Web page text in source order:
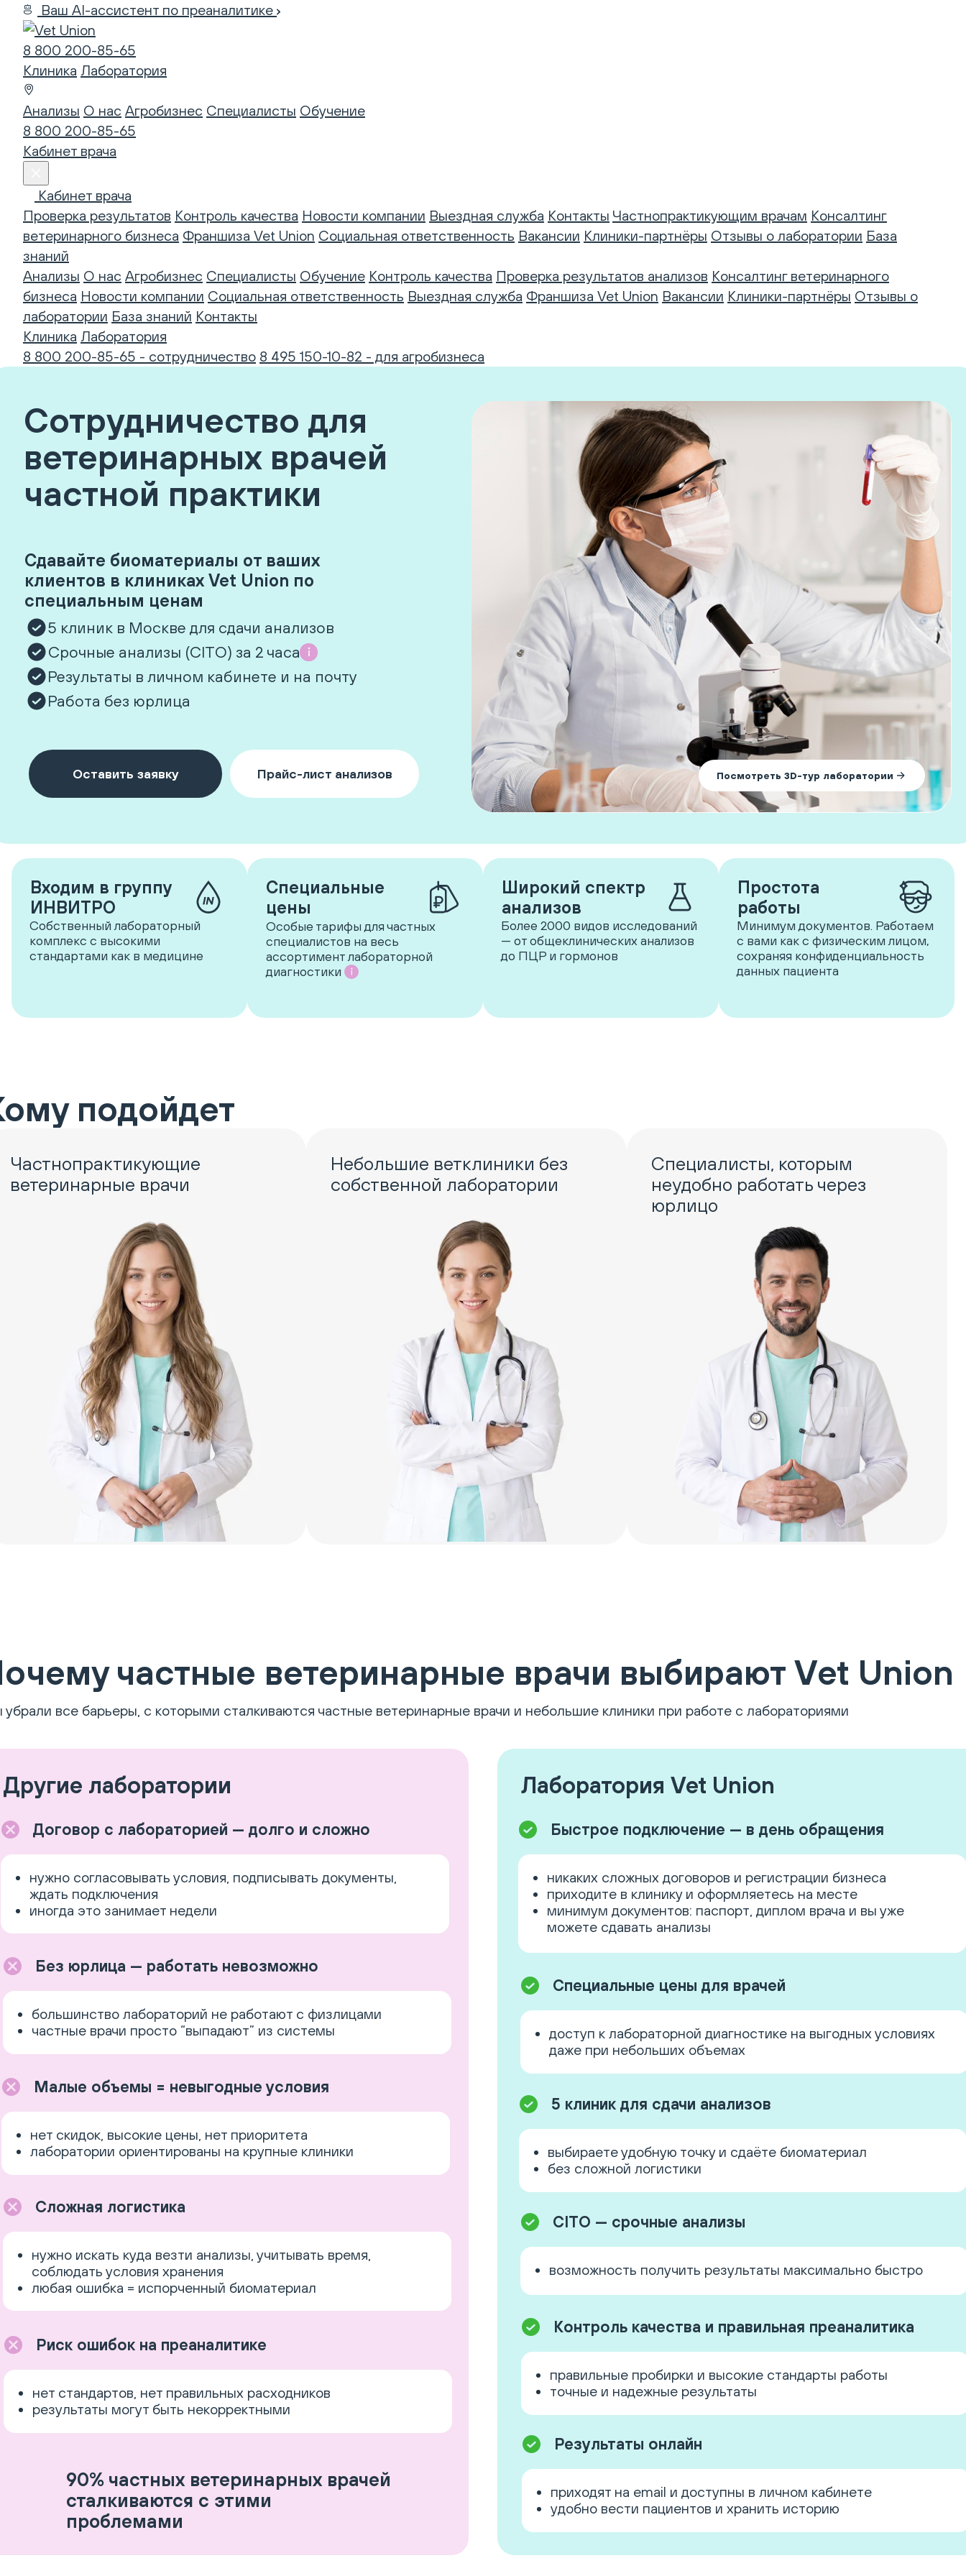
Ваш AI-ассистент по преаналитике
8 800 200-85-65
Клиника Лаборатория
Анализы О нас Агробизнес Специалисты Обучение
8 800 200-85-65
Кабинет врача
Кабинет врача
Проверка результатов Контроль качества Новости компании Выездная служба Контакты Частнопрактикующим врачам Консалтинг
ветеринарного бизнеса Франшиза Vet Union Социальная ответственность Вакансии Клиники-партнёры Отзывы о лаборатории База
знаний
Анализы О нас Агробизнес Специалисты Обучение Контроль качества Проверка результатов анализов Консалтинг ветеринарного
бизнеса Новости компании Социальная ответственность Выездная служба Франшиза Vet Union Вакансии Клиники-партнёры Отзывы о
лаборатории База знаний Контакты
Клиника Лаборатория
8 800 200-85-65 - сотрудничество 8 495 150-10-82 - для агробизнеса
Прайс-лист анализов
Сотрудничество для
ветеринарных врачей
частной практики
Сдавайте биоматериалы от ваших
клиентов в клиниках Vet Union по
специальным ценам
Посмотреть 3D-тур лаборатории
5 клиник в Москве для сдачи анализов
Срочные анализы (CITO) за 2 часа
Результаты в личном кабинете и на почту
Работа без юрлица
Оставить заявку
Входим в группу
ИНВИТРО
Собственный лабораторный
комплекс с высокими
стандартами как в медицине
Специальные
цены
Особые тарифы для частных
специалистов на весь
ассортимент лабораторной
диагностики
Широкий спектр
анализов
Более 2000 видов исследований
— от общеклинических анализов
до ПЦР и гормонов
Простота
работы
Минимум документов. Работаем
с вами как с физическим лицом,
сохраняя конфиденциальность
данных пациента
подойдет
Частнопрактикующие
ветеринарные врачи
Небольшие ветклиники без
собственной лаборатории
Специалисты, которым
неудобно работать через
юрлицо
90% частных ветеринарных врачей
сталкиваются с этими
проблемами
Риск ошибок на преаналитике
нет стандартов, нет правильных расходников
результаты могут быть некорректными
Сложная логистика
нужно искать куда везти анализы, учитывать время,
соблюдать условия хранения
любая ошибка = испорченный биоматериал
Малые объемы = невыгодные условия
нет скидок, высокие цены, нет приоритета
лаборатории ориентированы на крупные клиники
Без юрлица — работать невозможно
большинство лабораторий не работают с физлицами
частные врачи просто “выпадают” из системы
Договор с лабораторией — долго и сложно
нужно согласовывать условия, подписывать документы,
ждать подключения
иногда это занимает недели
Другие лаборатории
Контроль качества и правильная преаналитика
правильные пробирки и высокие стандарты работы
точные и надежные результаты
Результаты онлайн
приходят на email и доступны в личном кабинете
удобно вести пациентов и хранить историю
CITO — срочные анализы
возможность получить результаты максимально быстро
5 клиник для сдачи анализов
выбираете удобную точку и сдаёте биоматериал
без сложной логистики
Специальные цены для врачей
доступ к лабораторной диагностике на выгодных условиях
даже при небольших объемах
Быстрое подключение — в день обращения
никаких сложных договоров и регистрации бизнеса
приходите в клинику и оформляетесь на месте
минимум документов: паспорт, диплом врача и вы уже
можете сдавать анализы
Лаборатория Vet Union
все барьеры, с которыми сталкиваются частные ветеринарные врачи и небольшие клиники при работе с лабораториями
частные ветеринарные врачи выбирают Vet Union